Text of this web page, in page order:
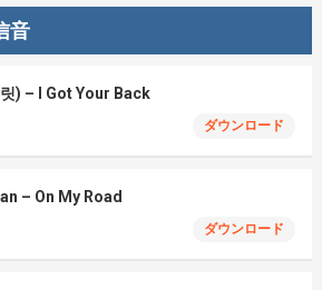
音
릿) – I Got Your Back
ダウンロード
– On My Road
ダウンロード